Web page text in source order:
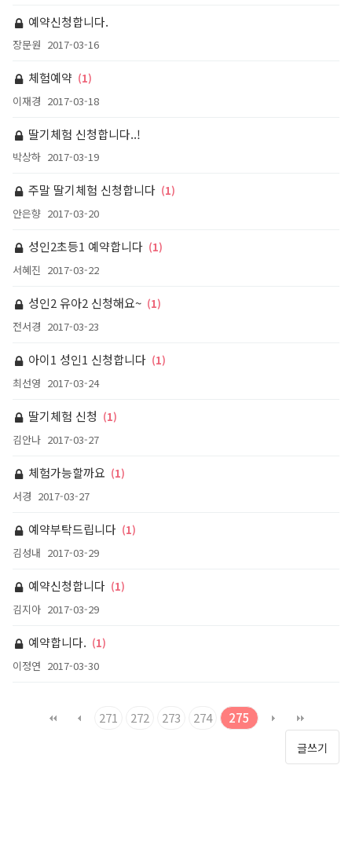
예약신청합니다.
장문원 2017-03-16
체험예약 (1)
이재경 2017-03-18
딸기체험 신청합니다..!
박상하 2017-03-19
주말 딸기체험 신청합니다 (1)
안은향 2017-03-20
성인2초등1 예약합니다 (1)
서혜진 2017-03-22
성인2 유아2 신청해요~ (1)
전서경 2017-03-23
아이1 성인1 신청합니다 (1)
최선영 2017-03-24
딸기체험 신청 (1)
김안나 2017-03-27
체험가능할까요 (1)
서경 2017-03-27
예약부탁드립니다 (1)
김성내 2017-03-29
예약신청합니다 (1)
김지아 2017-03-29
예약합니다. (1)
이정연 2017-03-30
271 272 273 274 275
글쓰기